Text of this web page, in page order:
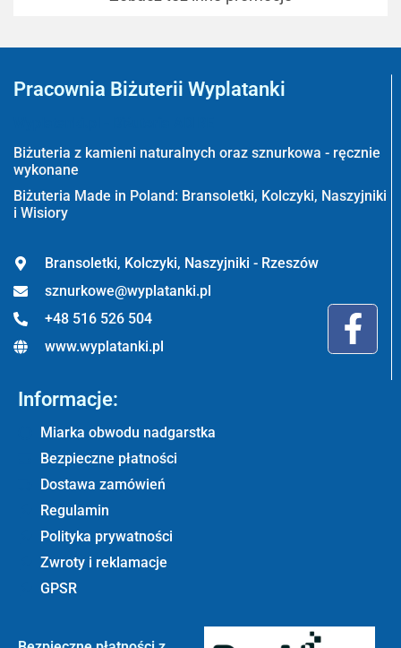
Pracownia Biżuterii Wyplatanki
Biżuteria z kamieni naturalnych oraz sznurkowa - ręcznie
wykonane
Biżuteria Made in Poland: Bransoletki, Kolczyki, Naszyjniki
i Wisiory
Bransoletki, Kolczyki, Naszyjniki - Rzeszów
sznurkowe@wyplatanki.pl
+48 516 526 504
www.wyplatanki.pl
Informacje:
Miarka obwodu nadgarstka
Bezpieczne płatności
Dostawa zamówień
Regulamin
Polityka prywatności
Zwroty i reklamacje
GPSR